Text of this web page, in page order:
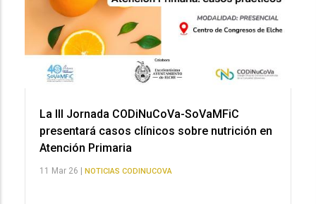
La III Jornada CODiNuCoVa-SoVaMFiC
presentará casos clínicos sobre nutrición en
Atención Primaria
11 Mar 26 | NOTICIAS CODINUCOVA